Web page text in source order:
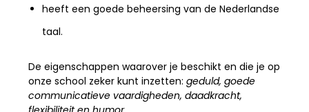
heeft een goede beheersing van de Nederlandse
taal.
De eigenschappen waarover je beschikt en die je op
onze school zeker kunt inzetten:geduld, goede
communicatieve vaardigheden, daadkracht,